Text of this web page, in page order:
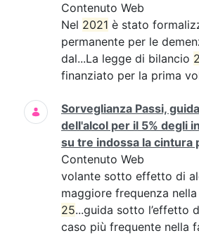
Contenuto Web
Nel 2021 è stato
permanente per le
dal...La legge di bilancio
finanziato per la prima
Sorveglianza Passi,
dell'alcol per il 5% degli
su tre indossa la cintura
Contenuto Web
volante sotto effetto di
maggiore frequenza
25...guida sotto l’effetto
caso più frequente nella